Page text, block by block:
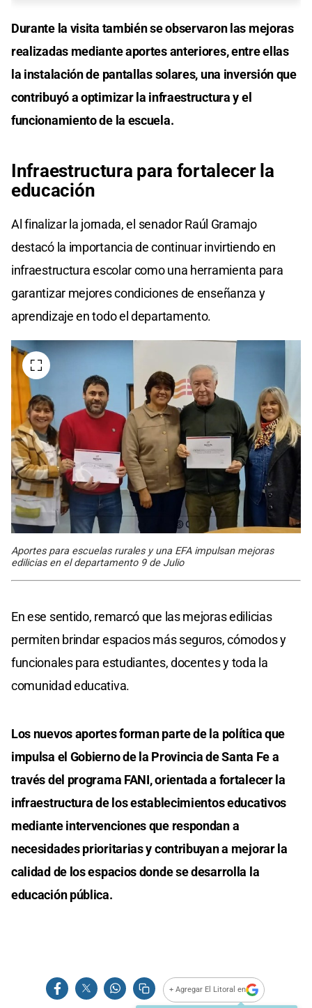
Durante la visita también se observaron las mejoras
realizadas mediante aportes anteriores, entre ellas
la instalación de pantallas solares, una inversión que
contribuyó a optimizar la infraestructura y el
funcionamiento de la escuela.
Infraestructura para fortalecer la
educación
Al finalizar la jornada, el senador Raúl Gramajo
destacó la importancia de continuar invirtiendo en
infraestructura escolar como una herramienta para
garantizar mejores condiciones de enseñanza y
aprendizaje en todo el departamento.
Aportes para escuelas rurales y una EFA impulsan mejoras
edilicias en el departamento 9 de Julio
En ese sentido, remarcó que las mejoras edilicias
permiten brindar espacios más seguros, cómodos y
funcionales para estudiantes, docentes y toda la
comunidad educativa.
Los nuevos aportes forman parte de la política que
impulsa el Gobierno de la Provincia de Santa Fe a
través del programa FANI, orientada a fortalecer la
infraestructura de los establecimientos educativos
mediante intervenciones que respondan a
necesidades prioritarias y contribuyan a mejorar la
calidad de los espacios donde se desarrolla la
educación pública.
+ Agregar El Litoral en